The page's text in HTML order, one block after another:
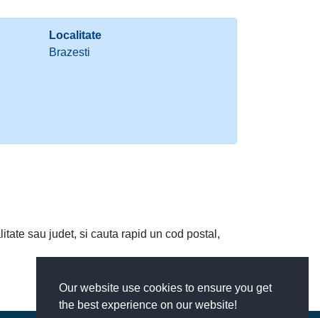
Our website use cookies to ensure you get
the best experience on our website!
Localitate
Brazesti
sau judet, si cauta rapid un cod postal,